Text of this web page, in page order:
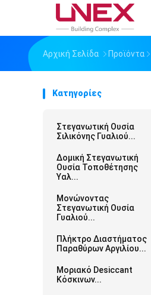
Αρχική Σελίδα Προϊόντα
Κατηγορίες
Στεγανωτική Ουσία
Σιλικόνης Γυαλιού...
Δομική Στεγανωτική
Ουσία Τοποθέτησης
Υαλ...
Μονώνοντας
Στεγανωτική Ουσία
Γυαλιού...
Πλήκτρο Διαστήματος
Παραθύρων Αργιλίου...
Μοριακό Desiccant
Κόσκινων...